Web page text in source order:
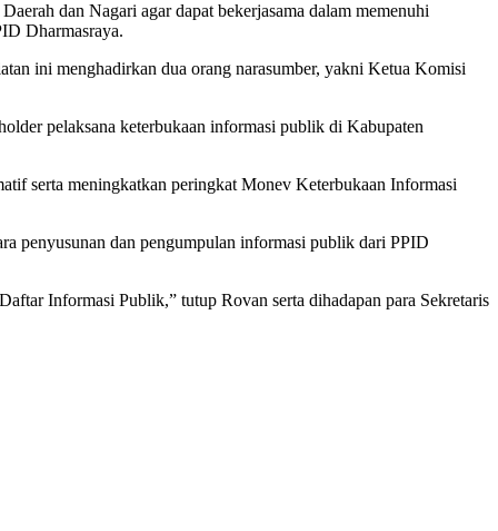
dan Nagari agar dapat bekerjasama dalam memenuhi
Dharmasraya.
ini menghadirkan dua orang narasumber, yakni Ketua Komisi
pelaksana keterbukaan informasi publik di Kabupaten
serta meningkatkan peringkat Monev Keterbukaan Informasi
penyusunan dan pengumpulan informasi publik dari PPID
Informasi Publik,” tutup Rovan serta dihadapan para Sekretaris